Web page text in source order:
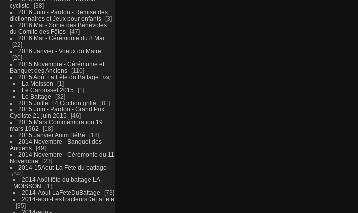
cycliste
38
2016 Juin - Pardon - Remise des
dictionnaires et Jeux pour enfants
3
2016 Mai - Sortie des Bénévoles
du Comité des Fêtes
47
2016 Mai - Cérémonie du 8 Mai
22
2016 Janvier - Voeux du Maire
20
2015 Novembre - Cérémonie et
Banquet des Anciens
110
2015 Août La Fête du Battage
34
La Moisson
1
Le Caroussel 2015
1
Le Battage
32
2015 Juillet 14 Cochon grillé
81
2015 Juin - Pardon - Grand Prix
Cycliste 21 juin 2015
46
2015 Mars Commémoration 19
mars 1962
18
2015 Janvier Anim BéBé
18
2014 Novembre - Banquet des
Anciens
49
2014 Novembre - Cérémonie du 11
Novembre
23
2014-15Aout-La Fête du battage
147
2014 Août fête du battage LA
MOISSON
1
2014-Aout-LaFeteDuBattage
73
2014-aout-LesTracteursDeLaFete
35
2014-aout-